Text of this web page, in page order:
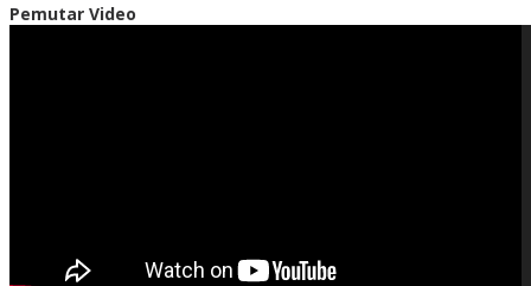
Pemutar Video